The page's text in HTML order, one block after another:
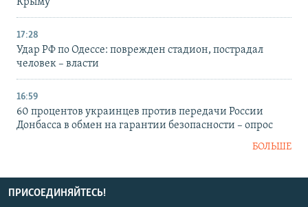
17:28
Удар РФ по Одессе: поврежден стадион, пострадал
человек – власти
16:59
60 процентов украинцев против передачи России
Донбасса в обмен на гарантии безопасности – опрос
БОЛЬШЕ
ПРИСОЕДИНЯЙТЕСЬ!